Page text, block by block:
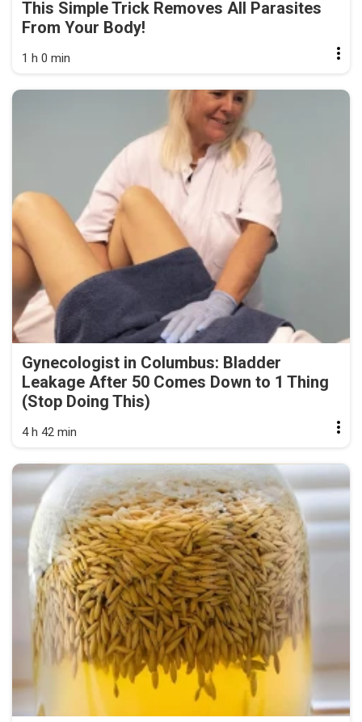
This Simple Trick Removes All Parasites
From Your Body!
1 h 0 min
Gynecologist in Columbus: Bladder
Leakage After 50 Comes Down to 1 Thing
(Stop Doing This)
4 h 42 min